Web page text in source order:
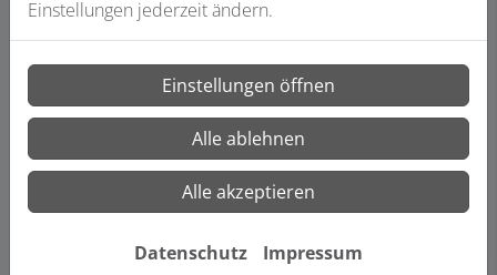
Ausgleichend: Druckminderer
Einstellungen jederzeit ändern.
Einstellungen öffnen
Alle ablehnen
Alle akzeptieren
Datenschutz Impressum